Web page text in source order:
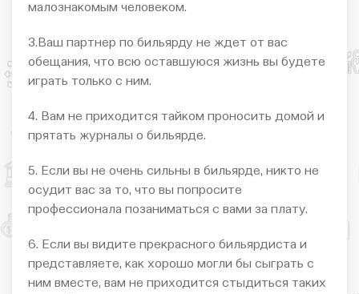
малознакомым человеком.
3.Ваш партнер по бильярду не ждет от вас
обещания, что всю оставшуюся жизнь вы будете
играть только с ним.
4. Вам не приходится тайком проносить домой и
прятать журналы о бильярде.
5. Если вы не очень сильны в бильярде, никто не
осудит вас за то, что вы попросите
профессионала позаниматься с вами за плату.
6. Если вы видите прекрасного бильярдиста и
представляете, как хорошо могли бы сыграть с
ним вместе, вам не приходится стыдиться таких